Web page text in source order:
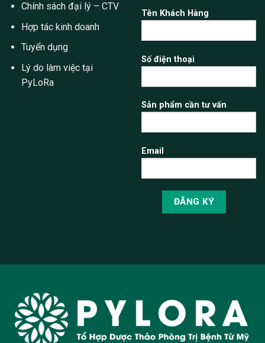
Chính sách đại lý – CTV
Hợp tác kinh doanh
Tuyển dụng
Lý do làm việc tại
PyLoRa
Tên Khách Hàng
Số điện thoại
Sản phẩm cần tư vấn
Email